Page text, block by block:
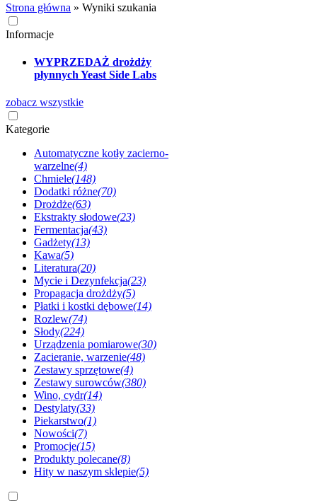
Strona główna » Wyniki szukania
Informacje
WYPRZEDAŻ drożdży
płynnych Yeast Side Labs
zobacz wszystkie
Kategorie
Automatyczne kotły zacierno-
warzelne(4)
Chmiele(148)
Dodatki różne(70)
Drożdże(63)
Ekstrakty słodowe(23)
Fermentacja(43)
Gadżety(13)
Kawa(5)
Literatura(20)
Mycie i Dezynfekcja(23)
Propagacja drożdży(5)
Płatki i kostki dębowe(14)
Rozlew(74)
Słody(224)
Urządzenia pomiarowe(30)
Zacieranie, warzenie(48)
Zestawy sprzętowe(4)
Zestawy surowców(380)
Wino, cydr(14)
Destylaty(33)
Piekarstwo(1)
Nowości(7)
Promocje(15)
Produkty polecane(8)
Hity w naszym sklepie(5)